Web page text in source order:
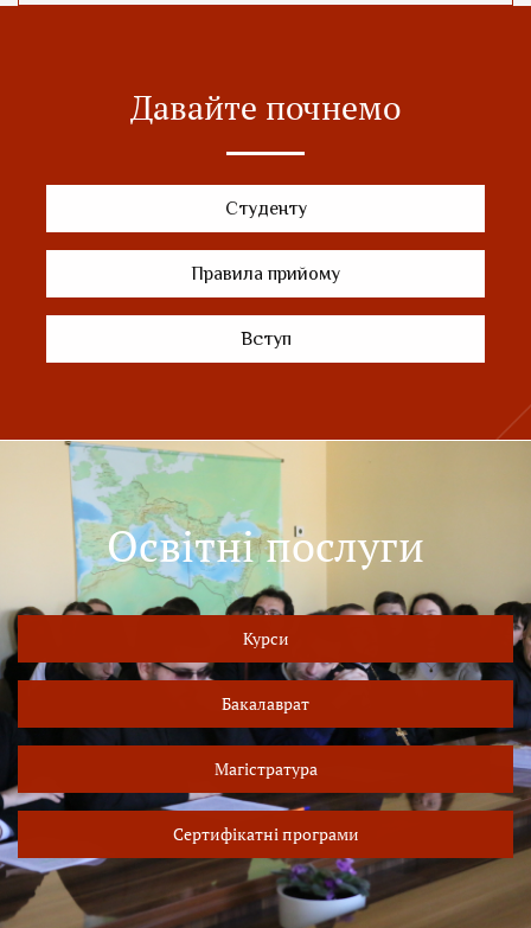
Давайте почнемо
Студенту
Правила прийому
Вступ
Освітні послуги
Курси
Бакалаврат
Магістратура
Сертифікатні програми